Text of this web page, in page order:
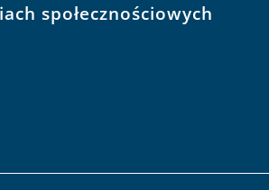
społecznościowych